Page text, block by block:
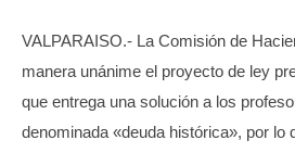
VALPARAISO.- La Comisión de
manera unánime el proyecto de ley
que entrega una solución a los
denominada «deuda histórica», por lo